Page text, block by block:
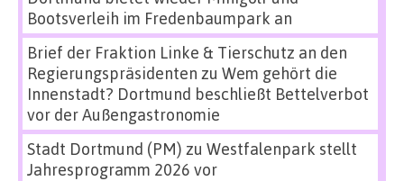
Bootsverleih im Fredenbaumpark an
Brief der Fraktion Linke & Tierschutz an den
Regierungspräsidenten zu Wem gehört die
Innenstadt? Dortmund beschließt Bettelverbot
vor der Außengastronomie
Stadt Dortmund (PM) zu Westfalenpark stellt
Jahresprogramm 2026 vor